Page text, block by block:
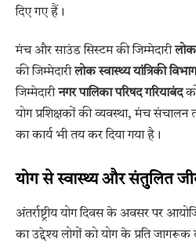
दिए गए हैं।
मंच और साउंड सिस्टम की जिम्मेदारीलोक
की जिम्मेदारीलोक स्वास्थ्य यांत्रिकी विभाग
जिम्मेदारीनगर पालिका परिषद गरियाबंद
योग प्रशिक्षकों की व्यवस्था, मंच संचालन
का कार्य भी तय कर दिया गया है।
योग से स्वास्थ्य और संतुलित
अंतर्राष्ट्रीय योग दिवस के अवसर पर
का उद्देश्य लोगों को योग के प्रति